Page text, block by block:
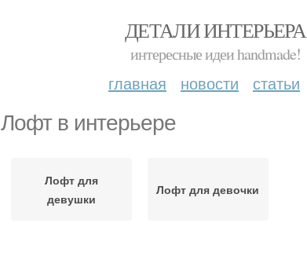
ДЕТАЛИ ИНТЕРЬЕРА
интересные идеи handmade!
главная новости статьи
Лофт в интерьере
Лофт для
девушки
Лофт для девочки